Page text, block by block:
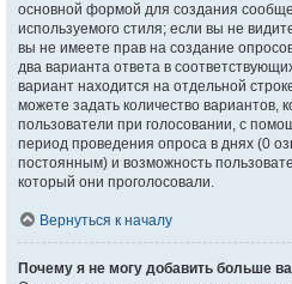
основной формой для создания
используемого стиля; если вы не
вы не имеете прав на создание
два варианта ответа в
вариант находится на отдельной
можете задать количество вариантов,
пользователи при голосовании, с
период проведения опроса в днях (0
постоянным) и возможность
который они проголосовали.
Вернуться к началу
Почему я не могу добавить больше